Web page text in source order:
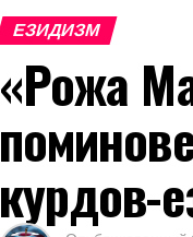
ЕЗИДИЗМ
«Рожа
курдов-